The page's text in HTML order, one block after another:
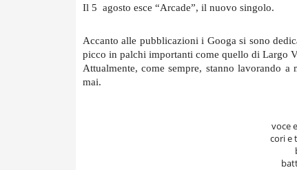
Il 5  agosto esce “Arcade”, il nuovo singolo.
Accanto alle pubblicazioni i Googa si sono
picco in palchi importanti come quello di Largo
Attualmente, come sempre, stanno lavorando
mai.
voce
cori e